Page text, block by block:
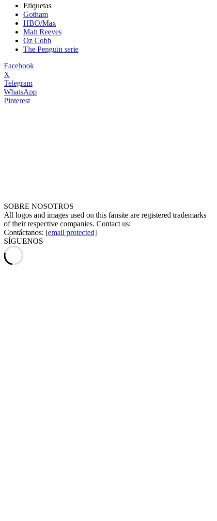
Etiquetas
Gotham
HBO/Max
Matt Reeves
Oz Cobb
The Penguin serie
Facebook
X
Telegram
WhatsApp
Pinterest
SOBRE NOSOTROS
All logos and images used on this fansite are registered trademarks
of their respective companies. Contact us:
Contáctanos: [email protected]
SÍGUENOS